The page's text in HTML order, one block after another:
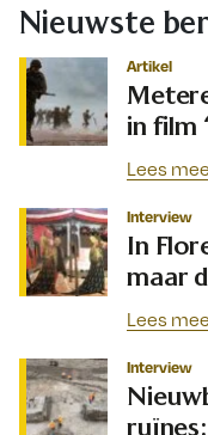
Nieuwste
Artikel
in film
Lees
Interview
In
maar
Lees
Interview